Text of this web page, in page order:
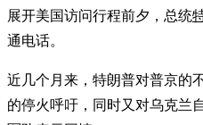
展开美国访问行程前夕，总统
通电话。
近几个月来，特朗普对普京的
的停火呼吁，同时又对乌克兰